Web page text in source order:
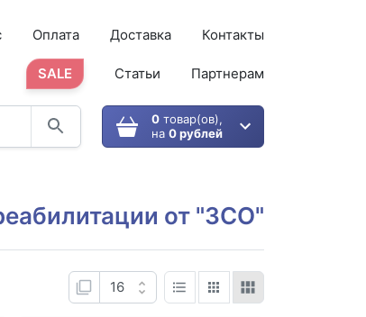
Оплата Доставка Контакты
SALE Статьи Партнерам
0товар(ов),
на 0 рублей
от "ЗСО"